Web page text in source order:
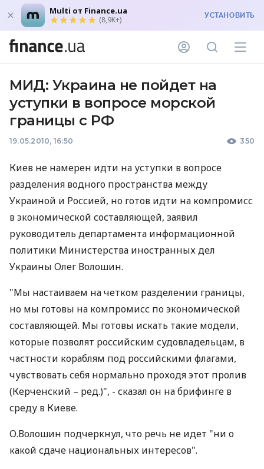
Multi от Finance.ua
(8,9K+) УСТАНОВИТЬ
МИД: Украина не пойдет на
уступки в вопросе морской
границы с РФ
19.05.2010, 16:50 350
Киев не намерен идти на уступки в вопросе
разделения водного пространства между
Украиной и Россией, но готов идти на компромисс
в экономической составляющей, заявил
руководитель департамента информационной
политики Министерства иностранных дел
Украины Олег Волошин.
"Мы настаиваем на четком разделении границы,
но мы готовы на компромисс по экономической
составляющей. Мы готовы искать такие модели,
которые позволят российским судовладельцам, в
частности кораблям под российскими флагами,
чувствовать себя нормально проходя этот пролив
(Керченский – ред.)", - сказал он на брифинге в
среду в Киеве.
О.Волошин подчеркнул, что речь не идет "ни о
какой сдаче национальных интересов".